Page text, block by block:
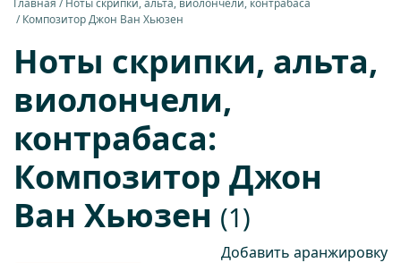
Главная
Ноты скрипки, альта, виолончели, контрабаса
Композитор Джон Ван Хьюзен
Ноты скрипки, альта,
виолончели,
контрабаса:
Композитор Джон
Ван Хьюзен (1)
Добавить аранжировку